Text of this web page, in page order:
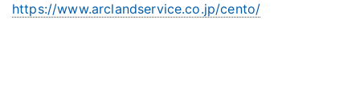
https://www.arclandservice.co.jp/cento/